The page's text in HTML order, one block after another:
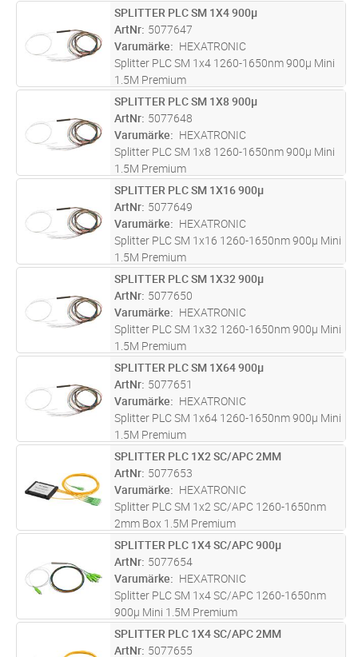
ST Lägg i kundvagn
SPLITTER PLC SM 1X4 900µ
ArtNr 5077647
Varumärke
HEXATRONIC
Splitter PLC SM 1x4 1260-1650nm 900µ Mini
1.5M Premium
ST Lägg i kundvagn
SPLITTER PLC SM 1X8 900µ
ArtNr 5077648
Varumärke
HEXATRONIC
Splitter PLC SM 1x8 1260-1650nm 900µ Mini
1.5M Premium
ST Lägg i kundvagn
SPLITTER PLC SM 1X16 900µ
ArtNr 5077649
Varumärke
HEXATRONIC
Splitter PLC SM 1x16 1260-1650nm 900µ Mini
1.5M Premium
ST Lägg i kundvagn
SPLITTER PLC SM 1X32 900µ
ArtNr 5077650
Varumärke
HEXATRONIC
Splitter PLC SM 1x32 1260-1650nm 900µ Mini
1.5M Premium
ST Lägg i kundvagn
SPLITTER PLC SM 1X64 900µ
ArtNr 5077651
Varumärke
HEXATRONIC
Splitter PLC SM 1x64 1260-1650nm 900µ Mini
1.5M Premium
ST Lägg i kundvagn
SPLITTER PLC 1X2 SC/APC 2MM
ArtNr 5077653
Varumärke
HEXATRONIC
Splitter PLC SM 1x2 SC/APC 1260-1650nm
2mm Box 1.5M Premium
ST Lägg i kundvagn
SPLITTER PLC 1X4 SC/APC 900µ
ArtNr 5077654
Varumärke
HEXATRONIC
Splitter PLC SM 1x4 SC/APC 1260-1650nm
900µ Mini 1.5M Premium
ST Lägg i kundvagn
SPLITTER PLC 1X4 SC/APC 2MM
ArtNr 5077655